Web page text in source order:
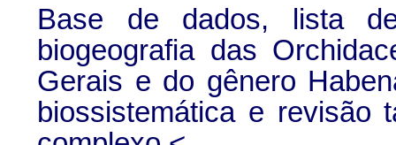
Base de dados, lista
biogeografia das
Gerais e do gênero
biossistemática e revisão